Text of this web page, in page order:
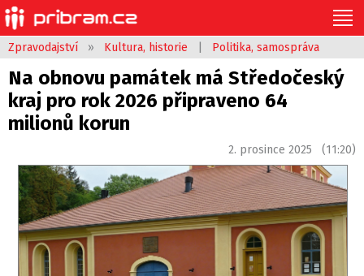
Zpravodajství » Kultura, historie Politika, samospráva
Na obnovu památek má Středočeský
kraj pro rok 2026 připraveno 64
milionů korun
2. prosince 2025 (11:20)